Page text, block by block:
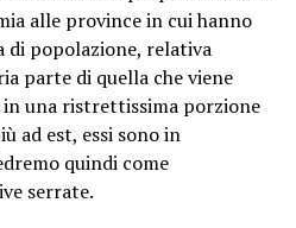
alle province in cui hanno
di popolazione, relativa
parte di quella che viene
una ristrettissima porzione
ad est, essi sono in
quindi come
serrate.